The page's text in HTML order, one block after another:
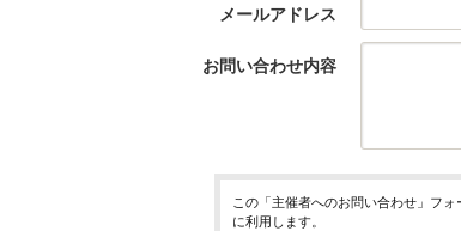
メールアドレス
お問い合わせ内容
この「主催者へのお問い合わせ」フ
に利用します。